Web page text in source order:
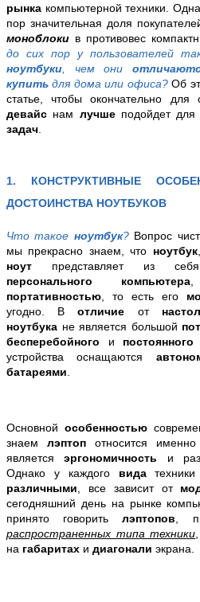
рынка компьютерной техники.
пор значительная доля
моноблоки в противовес
до сих пор у пользователей
ноутбуки , чем они
купить для дома или офиса?Об
статье, чтобы окончательно для
девайс нам лучше подойдет для
задач
1. КОНСТРУКТИВНЫЕ
ДОСТОИНСТВА НОУТБУКОВ
Что такое ноутбук?Вопрос
мы прекрасно знаем, что ноутбук
ноут представляет из
персонального компьютера,
портативностью , то есть его
угодно. Вотличие от
ноутбука не является большой
бесперебойного и
устройства оснащаются
батареями
Основной особенностью
знаем лэптоп относится
являетсяэргономичность и
Однако у каждого видатехники
различными , все зависит от
сегодняшний день на рынке
принято говоритьлэптопов ,
распространенных типа техники
на габаритах и диагонали экрана.